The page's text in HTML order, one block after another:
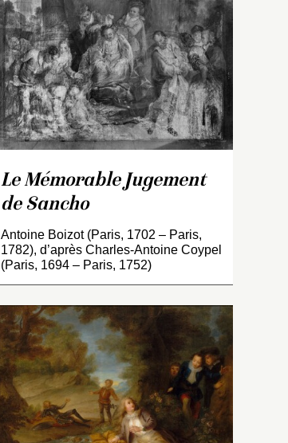
Copie d’après l’original de
Charles-Antoine Coypel
conservé au musée
national du château de
Compiègne (voir
INV. 3574).
Le Mémorable Jugement
de Sancho
Antoine Boizot (Paris, 1702 – Paris,
1782), d’après Charles-Antoine Coypel
(Paris, 1694 – Paris, 1752)